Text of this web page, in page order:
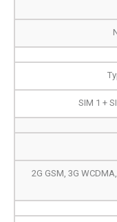
SIM 1 +
2G GSM, 3G